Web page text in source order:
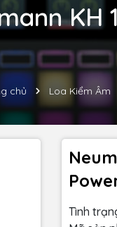
KH
chủ Loa Kiểm Âm
Tình